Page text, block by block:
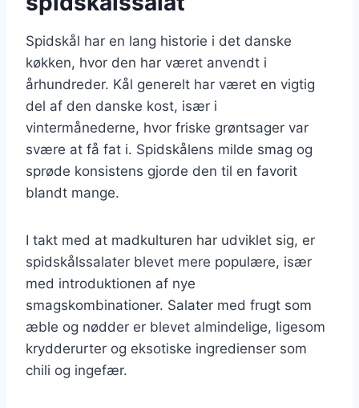
Spidskål har en lang historie i det danske
køkken, hvor den har været anvendt i
århundreder. Kål generelt har været en vigtig
del af den danske kost, især i
vintermånederne, hvor friske grøntsager var
svære at få fat i. Spidskålens milde smag og
sprøde konsistens gjorde den til en favorit
blandt mange.
I takt med at madkulturen har udviklet sig, er
spidskålssalater blevet mere populære, især
med introduktionen af nye
smagskombinationer. Salater med frugt som
æble og nødder er blevet almindelige, ligesom
krydderurter og eksotiske ingredienser som
chili og ingefær.